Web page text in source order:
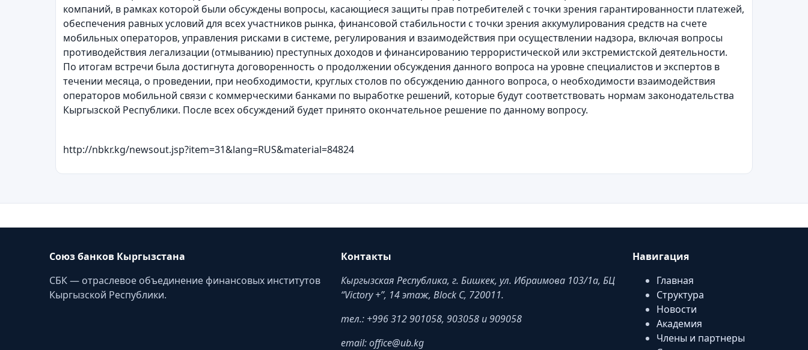
компаний, в рамках которой были обсуждены вопросы, касающиеся защиты прав потребителей с точки зрения гарантированности платежей,
обеспечения равных условий для всех участников рынка, финансовой стабильности с точки зрения аккумулирования средств на счете
мобильных операторов, управления рисками в системе, регулирования и взаимодействия при осуществлении надзора, включая вопросы
противодействия легализации (отмыванию) преступных доходов и финансированию террористической или экстремистской деятельности.
По итогам встречи была достигнута договоренность о продолжении обсуждения данного вопроса на уровне специалистов и экспертов в
течении месяца, о проведении, при необходимости, круглых столов по обсуждению данного вопроса, о необходимости взаимодействия
операторов мобильной связи с коммерческими банками по выработке решений, которые будут соответствовать нормам законодательства
Кыргызской Республики. После всех обсуждений будет принято окончательное решение по данному вопросу.
http://nbkr.kg/newsout.jsp?item=31&lang=RUS&material=84824
Союз банков Кыргызстана
СБК — отраслевое объединение финансовых институтов
Кыргызской Республики.
Контакты
Кыргызская Республика, г. Бишкек, ул. Ибраимова 103/1a, БЦ
“Victory +”, 14 этаж, Block C, 720011.
тел.: +996 312 901058, 903058 и 909058
email: office@ub.kg
Навигация
Главная
Структура
Новости
Академия
Члены и партнеры